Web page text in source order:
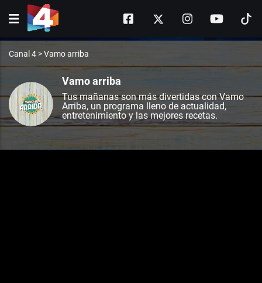
Canal 4 >Vamo arriba
Vamo arriba
Tus mañanas son más divertidas con Vamo
Arriba, un programa lleno de actualidad,
entretenimiento y las mejores recetas.